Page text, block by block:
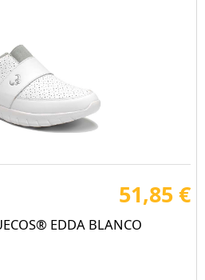
51,85 €
EDDA BLANCO